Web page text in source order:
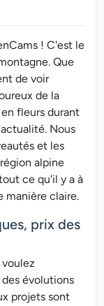
! C'est le
Que
de voir
de la
fleurs durant
Nous
et les
alpine
ce qu'il y a à
manière claire.
prix des
voulez
évolutions
projets sont